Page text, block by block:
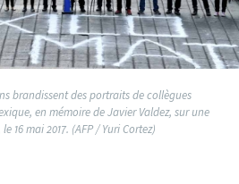
brandissent des portraits de collègues
en mémoire de Javier Valdez, sur une
16 mai 2017. (AFP / Yuri Cortez)